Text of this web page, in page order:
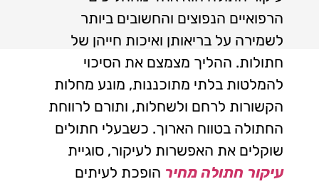
הרפואיים הנפוצים והחשובים ביותר
לשמירה על בריאותן ואיכות חייהן של
חתולות. ההליך מצמצם את הסיכוי
להמלטות בלתי מתוכננות, מונע מחלות
הקשורות לרחם ולשחלות, ותורם לרווחת
החתולה בטווח הארוך. כשבעלי חתולים
שוקלים את האפשרות לעיקור, סוגיית
עיקור חתולה מחיר הופכת לעיתים